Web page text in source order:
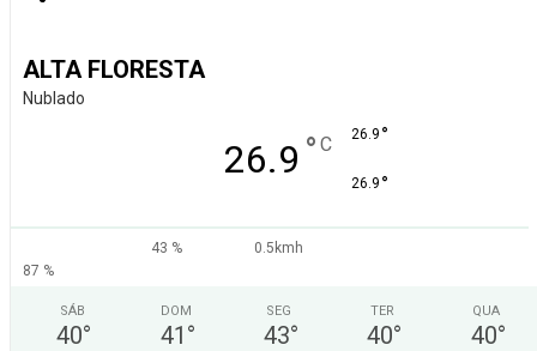
ALTA FLORESTA
Nublado
26.9 ° C 26.9 °
26.9 °
43 %
0.5kmh
87 %
SÁB
40°
DOM
41 °
SEG
43°
TER
40°
QUA
40°